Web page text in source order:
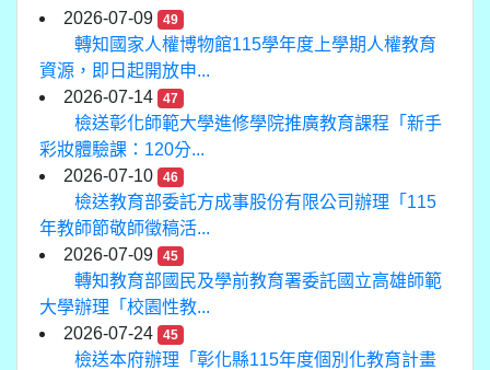
2026-07-09
49
轉知國家人權博物館115學年度上學期人權教育
資源，即日起開放申...
2026-07-14
47
檢送彰化師範大學進修學院推廣教育課程「新手
彩妝體驗課：120分...
2026-07-10
46
檢送教育部委託方成事股份有限公司辦理「115
年教師節敬師徵稿活...
2026-07-09
45
轉知教育部國民及學前教育署委託國立高雄師範
大學辦理「校園性教...
2026-07-24
45
檢送本府辦理「彰化縣115年度個別化教育計畫